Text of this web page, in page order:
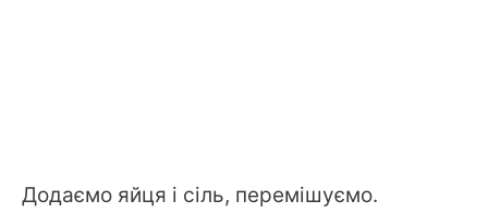
Додаємо яйця і сіль, перемішуємо.